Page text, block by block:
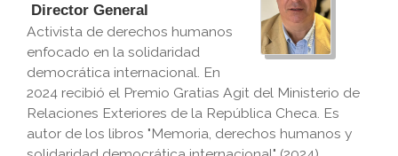
Director General
Activista de derechos humanos
enfocado en la solidaridad
democrática internacional. En
2024 recibió el Premio Gratias Agit del Ministerio de
Relaciones Exteriores de la República Checa. Es
autor de los libros "Memoria, derechos humanos y